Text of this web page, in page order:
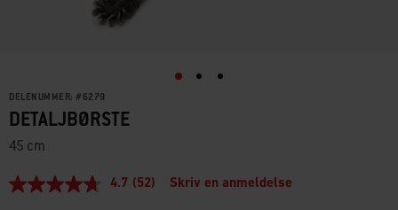
DELENUMMER: # 6279
DETALJBØRSTE
45 cm
4.7
4.7 (52) Skriv en anmeldelse